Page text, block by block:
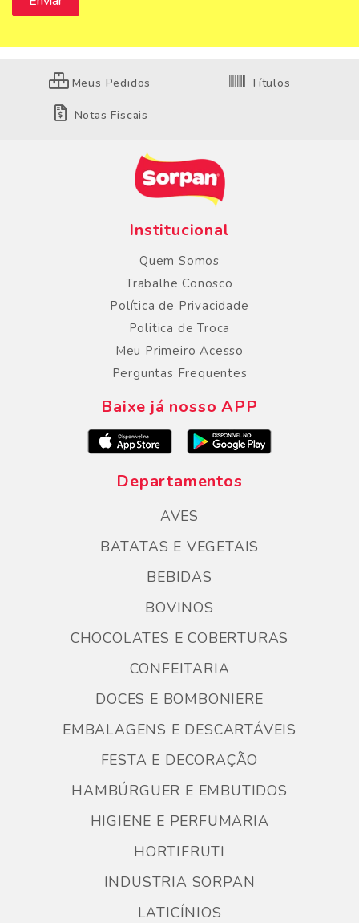
Meus Pedidos Títulos
Notas Fiscais
Institucional
Quem Somos
Trabalhe Conosco
Política de Privacidade
Politica de Troca
Meu Primeiro Acesso
Perguntas Frequentes
Baixe já nosso APP
Departamentos
AVES
BATATAS E VEGETAIS
BEBIDAS
BOVINOS
CHOCOLATES E COBERTURAS
CONFEITARIA
DOCES E BOMBONIERE
EMBALAGENS E DESCARTÁVEIS
FESTA E DECORAÇÃO
HAMBÚRGUER E EMBUTIDOS
HIGIENE E PERFUMARIA
HORTIFRUTI
INDUSTRIA SORPAN
LATICÍNIOS